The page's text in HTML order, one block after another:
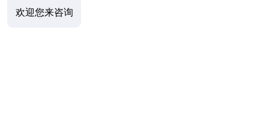
欢迎您来咨询